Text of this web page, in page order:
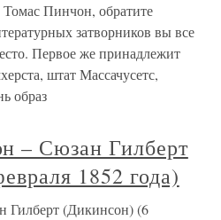
Пинчон, обратите
затворников вы все
Первое же принадлежит
штат Массачусетс,
образ
– Сюзан Гилберт
1852 года)
(Дикинсон) (6